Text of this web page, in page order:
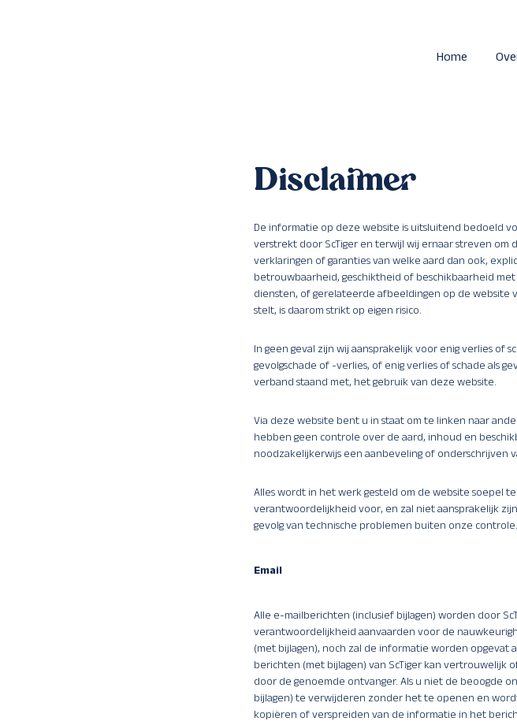
Home
Disclaimer
De informatie op deze website is uitsluitend bedoeld
verstrekt door ScTiger en terwijl wij ernaar streven
verklaringen of garanties van welke aard dan ook,
betrouwbaarheid, geschiktheid of beschikbaarheid
diensten, of gerelateerde afbeeldingen op de
stelt, is daarom strikt op eigen risico.
In geen geval zijn wij aansprakelijk voor enig verlies
gevolgschade of -verlies, of enig verlies of schade als
verband staand met, het gebruik van deze website.
Via deze website bent u in staat om te linken naar
hebben geen controle over de aard, inhoud en
noodzakelijkerwijs een aanbeveling of onderschrijven
Alles wordt in het werk gesteld om de website soepel
verantwoordelijkheid voor, en zal niet aansprakelijk
gevolg van technische problemen buiten onze controle.
Email
Alle e-mailberichten (inclusief bijlagen) worden door
verantwoordelijkheid aanvaarden voor de
(met bijlagen), noch zal de informatie worden opgevat
berichten (met bijlagen) van ScTiger kan
door de genoemde ontvanger. Als u niet de beoogde
bijlagen) te verwijderen zonder het te openen en
kopiëren of verspreiden van de informatie in het